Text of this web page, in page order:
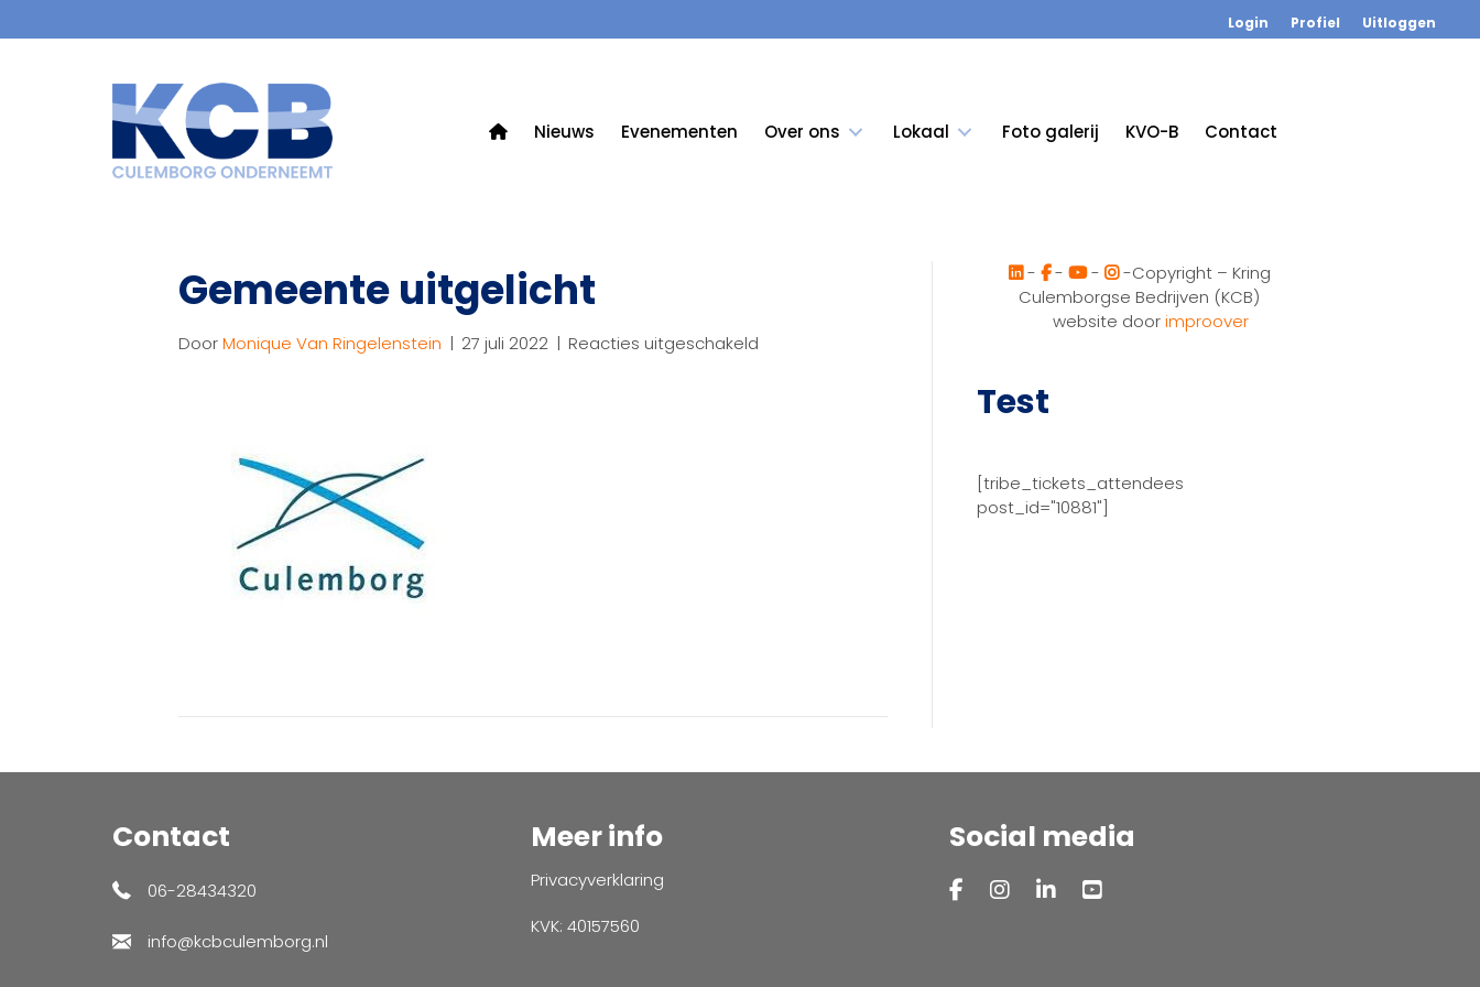
Login Profiel Uitloggen
Nieuws Evenementen Over ons Lokaal Foto galerij KVO-B Contact
Gemeente uitgelicht
DoorMonique Van Ringelenstein | 27 juli 2022 | Reacties uitgeschakeld
- - -
-Copyright – Kring
Culemborgse Bedrijven (KCB)
website doorimproover
Test
[tribe_tickets_attendees
post_id="10881"]
Contact
06-28434320
info@kcbculemborg.nl
Meer info
Privacyverklaring
KVK: 40157560
Social media